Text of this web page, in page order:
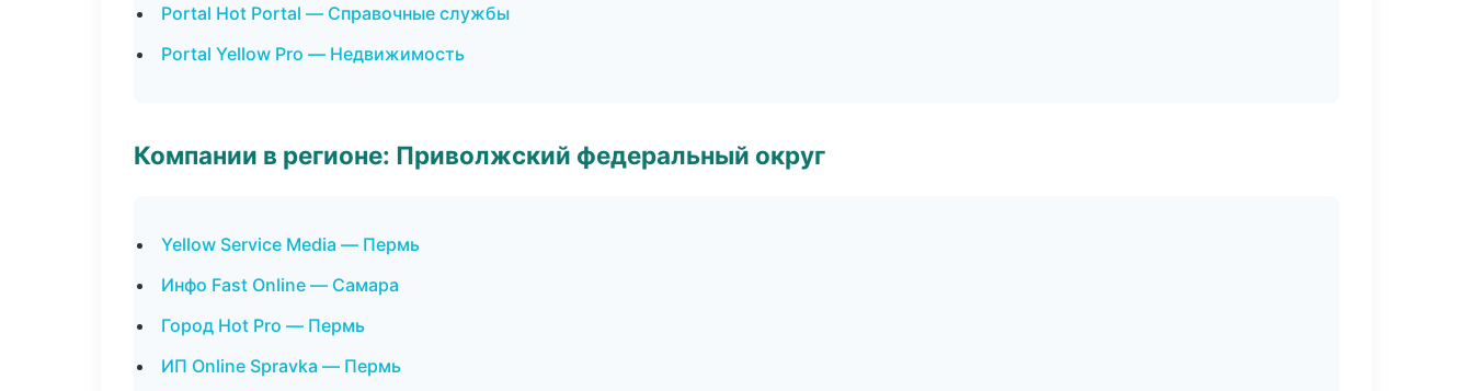
Portal Hot Portal — Справочные службы
Portal Yellow Pro — Недвижимость
Компании в регионе: Приволжский федеральный округ
Yellow Service Media — Пермь
Инфо Fast Online — Самара
Город Hot Pro — Пермь
ИП Online Spravka — Пермь